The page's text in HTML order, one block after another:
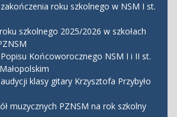
roku szkolnego w NSM I st.
szkolnego 2025/2026 w szkołach
Końcoworocznego NSM I i II st.
klasy gitary Krzysztofa Przybyło
muzycznych PZNSM na rok szkolny